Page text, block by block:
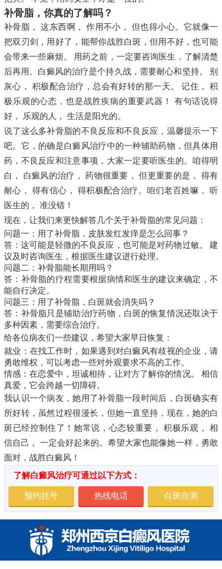
补骨脂，你真的了解吗？
补骨脂， 这东西啊， 作用不小， 但也得小心。它就像一
把双刃剑，用好了，能帮你战胜白斑，但用不好，也可能
会带来一些麻烦。 用药之前，一定要咨询医生，了解清楚
后再用。白癜风的治疗是个持久战，需要耐心和坚持。 别
灰心， 积极配合治疗，总会有好转的那一天。 记住， 积
极乐观的心态，也是战胜疾病的重要武器！ 有句话说得
好， 乐观的人， 生活是阳光的。
说了这么多补骨脂的不良反应和不良反应，温馨提示一下
吧。它，的确是白癜风治疗中的一种辅助药物，但具体用
药，不良反应和注意事项，大家一定要听医生的。咱得明
白， 白癜风的治疗， 药物很重要， 但更重要的是， 得有
耐心， 得有信心， 得积极配合治疗。咱们老百姓嘛， 听
医生的， 准没错！
现在，让我们来更快解答几个关于补骨脂的常见问题：
问题一：用了补骨脂，皮肤发红发痒是怎么回事？
答：这可能是轻微的不良反应，也可能是对药物过敏。 建
议及时咨询医生，根据医生建议进行处理。
问题二：补骨脂能长期用吗？
答：补骨脂的疗程需要根据病情和医生的建议来确定，不
能自行决定。
问题三：用了补骨脂，白斑就会消失吗？
答：补骨脂只是辅助治疗药物，白斑的恢复情况还取决于
多种因素，需要综合治疗。
给各位病友们一些建议，希望大家早日恢复：
就业：在找工作时，如果遇到对白癜风有歧视的企业，请
勇敢维权，可以考虑一些对外观要求不高的工作。
情感：在恋爱中，坦诚相待，让对方了解你的情况。 相信
真爱，它会跨越一切障碍。
我认识一个病友，她用了补骨脂一段时间后，白斑确实有
所好转，虽然过程很漫长，但她一直坚持，现在，她的白
斑已经控制住了！她常说，心态较重要， 积极乐观， 相
信自己， 一定会好起来的。希望大家也能像她一样，勇敢
面对，战胜白癜风！
了解白癜风治疗可通过以下方式：
预约挂号 热线电话 白斑自测